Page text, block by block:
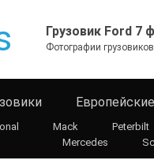
Грузовик Ford 7
Фотографии
Mack Peterbilt
Mercedes